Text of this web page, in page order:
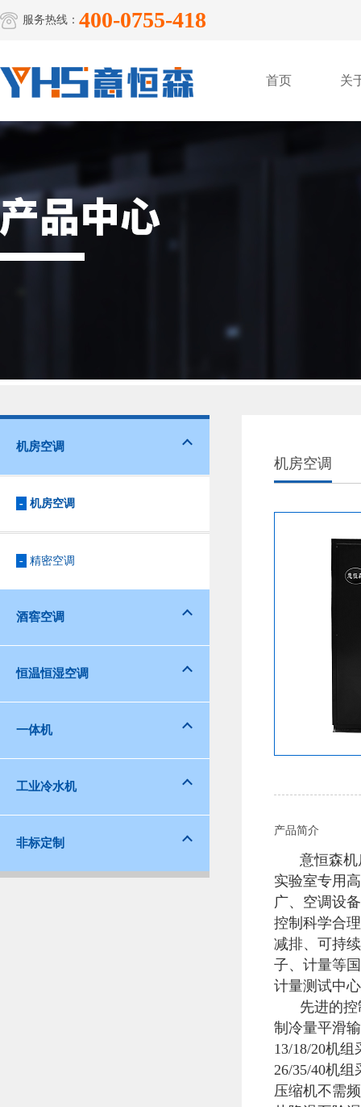
服务热线： 400-0755-418
首页 关
机房空调
- 机房空调
- 精密空调
酒窖空调
恒温恒湿空调
一体机
工业冷水机
非标定制
机房空调
产品简介
意恒森机
实验室专用
广、空调设
控制科学合
减排、可持
子、计量等
计量测试中
先进的
制冷量平滑
13/18/20机
26/35/40机
压缩机不需